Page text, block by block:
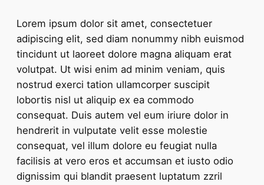
Lorem ipsum dolor sit amet, consectetuer
adipiscing elit, sed diam nonummy nibh euismod
tincidunt ut laoreet dolore magna aliquam erat
volutpat. Ut wisi enim ad minim veniam, quis
nostrud exerci tation ullamcorper suscipit
lobortis nisl ut aliquip ex ea commodo
consequat. Duis autem vel eum iriure dolor in
hendrerit in vulputate velit esse molestie
consequat, vel illum dolore eu feugiat nulla
facilisis at vero eros et accumsan et iusto odio
dignissim qui blandit praesent luptatum zzril